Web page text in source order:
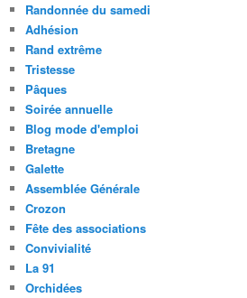
Randonnée du samedi
Adhésion
Rand extrême
Tristesse
Pâques
Soirée annuelle
Blog mode d'emploi
Bretagne
Galette
Assemblée Générale
Crozon
Fête des associations
Convivialité
La 91
Orchidées